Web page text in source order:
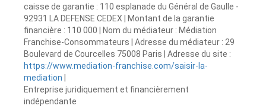
caisse de garantie : 110 esplanade du Général de Gaulle -
92931 LA DEFENSE CEDEX | Montant de la garantie
financière : 110 000 | Nom du médiateur : Médiation
Franchise-Consommateurs | Adresse du médiateur : 29
Boulevard de Courcelles 75008 Paris | Adresse du site :
https://www.mediation-franchise.com/saisir-la-
mediation
Entreprise juridiquement et financièrement
indépendante